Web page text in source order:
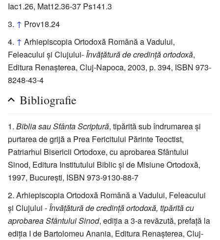
Iac1.26, Mat12.36-37 Ps141.3
↑ Prov18.24
↑ Arhiepiscopia Ortodoxă Română a Vadului,
Feleacului și Clujului- Învățătură de credință ortodoxă,
Editura Renașterea, Cluj-Napoca, 2003, p. 394, ISBN 973-
8248-43-4
Bibliografie
Biblia sau Sfânta Scriptură, tipărită sub îndrumarea și
purtarea de grijă a Prea Fericitului Părinte Teoctist,
Patriarhul Bisericii Ortodoxe, cu aprobarea Sfântului
Sinod, Editura Institutului Biblic și de Misiune Ortodoxă,
1997, București, ISBN 973-9130-88-7
Arhiepiscopia Ortodoxă Română a Vadului, Feleacului
și Clujului - Învățătură de credință ortodoxă, tipărită cu
aprobarea Sfântului Sinod, ediția a 3-a revăzută, prefață la
ediția I de Bartolomeu Anania, Editura Renașterea, Cluj-